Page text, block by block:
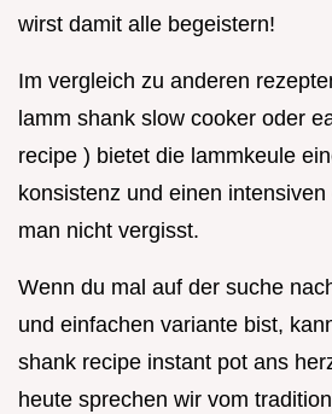
wirst damit alle begeistern!
Im vergleich zu anderen
lamm shank slow cooker oder
recipe ) bietet die lammkeule
konsistenz und einen
man nicht vergisst.
Wenn du mal auf der suche
und einfachen variante bist,
shank recipe instant pot ans
heute sprechen wir vom